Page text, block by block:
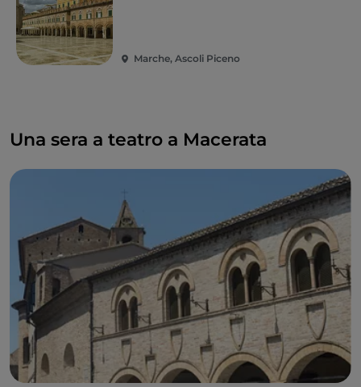
Marche, Ascoli Piceno
Una sera a teatro a Macerata